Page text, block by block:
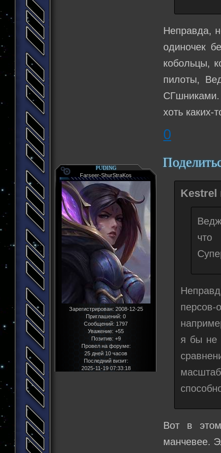
Неправда,
одиночек
кобольцы,
пилоты,
хоть каких-
0
PUDING
Farseer-ShurStraKos
Зарегистрирован: 2008-12-25
Приглашений: 0
Сообщений: 1797
Уважение: +55
Позитив: +9
Провел на форуме:
25 дней 10 часов
Последний визит:
2025-11-19 07:33:18
Kestrel
что
я бы не
Вот в
манчевее.